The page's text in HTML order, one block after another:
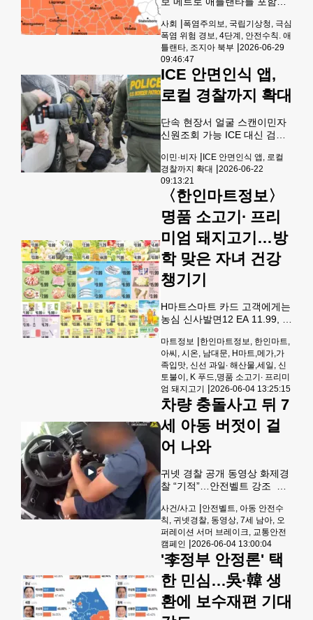
스케어 로봇이 장착된
FALCON SV emddmf 체험할
수 있다. 문의 및 체험예약
=678-615-3752, 470-914-
3814.애틀랜타한인회 차세대
리더십 포럼7월
염 주의보가 발령됐다.국립기
상청은 29일 “높은 기온과 습
도로 인해 체감온도가 크게 오
르고 있다”면서 조지아 북부와
중부 지역에 29일 정오부터 오
후8시까지 폭염 주의보를 발령
했다.폭염주의보는 이번 주 한
인다.기상청은 이 기간 동안 메
트로 애틀랜타의 한낮 최고기
온은 96도 내외에 체감온도는
103도에 이를 것으로 예보했
다. 에슨스와 메이컨, 콜럼버스
지역 체감온도는 107도까지
치솟을 것으로 전망됐다.특히
사회 |폭염주의보, 국립기상청, 극심
폭염 위험 경보, 4단계, 안전수칙. 애
틀랜타, 조지아 북부 |2026-06-29
09:46:47
ICE 안면인식 앱,
로컬 경찰까지 확대
단속 현장서 얼굴 스캔이민자
신원조회 가능 ICE 대신 검문·
산 ICE의 안면인식 기술이 지
방 경찰로까지 확대되고 있는
것으로 나타났다. 연방 요원들
의 미네소타 이민 단속 당시 모
습. [로이터]연방 이민당국이
사용해온 안면인식 기술이 지
방 경찰로까지 확대되고 있는
것으로 나타나면서 사생활 침
해와 시민권 침해 논란이 커지
고 있다. 19일 NPR과 기술 전
문매체 404미디어에 따르면
공개한 내부 문서는 일부 지방
경찰이 연방 이민세관단속국
(ICE)의 모바일 안면인식
이민·비자 |ICE 안면인식 앱, 로컬
경찰까지 확대 |2026-06-22
09:13:21
〈한인마트정보〉
명품 소고기∙ 프리
미엄 돼지고기…방
학 맞은 자녀 건강
챙기기
H마트스마트 카드 고객에게는
농심 신사발면12 EA 11.99, 농
오징어채LB 15.99,수협 손질
냉동가자미 USA LB 3.99,씨없
는수박 EA 4.49.냉동삼겹살
6MM LB 6.99, 간장양념돼지
목살불고기 LB 4.99에 제공된
다.프로듀스 코너에서는 타미
망고 선물 박스11.99, 허니/아
톨포 망고 선물박스 13.99,워
러크레스EA 1.29, 화이트 양배
추 LB 0.99,백천도 복숭아LB
2.99,라임EA 1.99, 칠레 단감
싱글 박스44.99,생강LB 1.49,
헤스 아보가도 48
마트정보 |한인마트정보, 한인마트,
아씨, 시온, 남대문, H마트,메가,가
족입맛, 신선 과일∙ 해산물,세일, 신
토불이, K 푸드,명품 소고기∙ 프리미
엄 돼지고기 |2026-06-04 13:25:15
차량 충돌사고 뒤 7
세 아동 버젓이 걸
어 나와
귀넷 경찰 공개 동영상 화제경
찰 “기적”…안전벨트 강조 귀
고 영상이 화제다. 영상에서는
사고차량에 타고 있던 아동이
스스로 걸어서 나오는 장면이
담겨 있다.경찰이 최근 공개한
영상에 나오는 교통사고는 지
난 5월 23일 러셀 로드와 뷰포
드 드라이브 교차로에 발생했
다.당시 사고는 교차로에서 직
진하던 픽업트럭을 우회전 하
사건/사고 |안전벨트, 아동 안전수
칙, 귀넷경찰, 동영상, 7세 남아, 오
퍼레이션 서머 브레이크, 교통안전
캠페인 |2026-06-04 13:00:04
'李정부 안정론' 택
한 민심…吳·韓 생
환에 보수재편 기대